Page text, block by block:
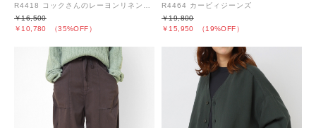
￥10,780 （35%OFF）
￥16,500
R4464 カービィジーンズ
￥15,950 （19%OFF）
￥19,800